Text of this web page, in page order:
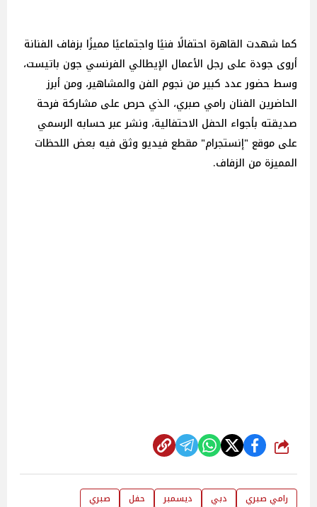
كما شهدت القاهرة احتفالًا فنيًا واجتماعيًا مميزًا بزفاف الفنانة
أروى جودة على رجل الأعمال الإيطالي الفرنسي جون باتيست،
وسط حضور عدد كبير من نجوم الفن والمشاهير، ومن أبرز
الحاضرين الفنان رامي صبري، الذي حرص على مشاركة فرحة
صديقته بأجواء الحفل الاحتفالية، ونشر عبر حسابه الرسمي
على موقع "إنستجرام" مقطع فيديو وثق فيه بعض اللحظات
المميزة من الزفاف.
شارك
رامي صبري دبي ديسمبر حفل
صبري